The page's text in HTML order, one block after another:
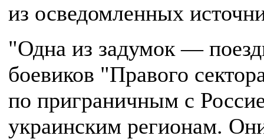
из осведомленных
"Одна из задумок —
боевиков "Правого
по приграничным с
украинским регионам.